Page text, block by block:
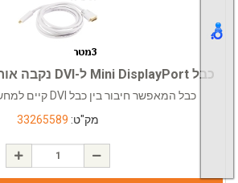
כבל Mini DisplayPort ל-DVI נקבה אורך 3 מטר צבע לבן
כבל המאפשר חיבור בין כבל DVI קיים למחשב עם שקע מיני...
מק"ט: 33265589